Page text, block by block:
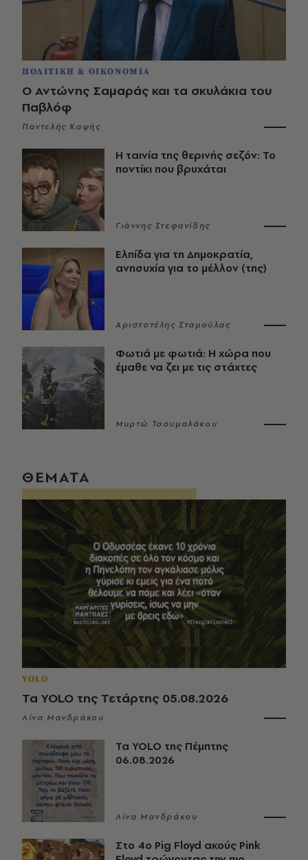
ΠΟΛΙΤΙΚΗ & ΟΙΚΟΝΟΜΙΑ
Ο Αντώνης Σαμαράς και τα σκυλάκια του
Παβλόφ
Παντελής Καψής
Η ταινία της θερινής σεζόν: Το
ποντίκι που βρυχάται
Γιάννης Στεφανίδης
Ελπίδα για τη Δημοκρατία,
ανησυχία για το μέλλον (της)
Αριστοτέλης Σταμούλας
Φωτιά με φωτιά: Η χώρα που
έμαθε να ζει με τις στάχτες
Μυρτώ Τσουμαλάκου
ΘΕΜΑΤΑ
YOLO
Τα YOLO της Τετάρτης 05.08.2026
Λίνα Μανδράκου
Τα YOLO της Πέμπτης
06.08.2026
Λίνα Μανδράκου
Στο 4ο Pig Floyd ακούς Pink